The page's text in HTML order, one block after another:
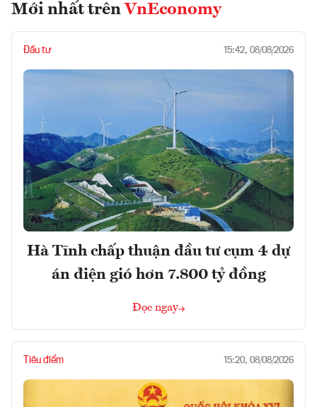
Mới nhất trên VnEconomy
Đầu tư 15:42, 08/08/2026
Hà Tĩnh chấp thuận đầu tư cụm 4 dự
án điện gió hơn 7.800 tỷ đồng
Đọc ngay
Tiêu điểm 15:20, 08/08/2026